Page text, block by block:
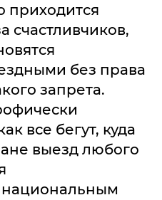
приходится
счастливчиков,
без права
запрета.
все бегут, куда
выезд любого